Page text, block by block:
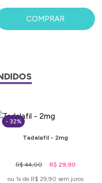
COMPRAR
- 32%
Tadalafil - 2mg
R$ 44,00
R$ 29,90
ou 1x de R$ 29,90 sem juros